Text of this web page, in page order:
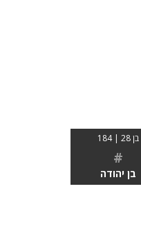
בן 28 | 184
#
בן יהודה